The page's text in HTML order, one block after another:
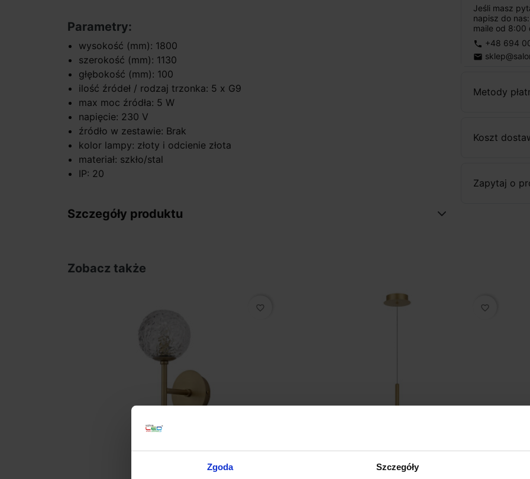
Zgoda Szczegóły
Jeśli masz
napisz do
maile od 8:00
phone +48 694
email
Metody
Koszt
Zapytaj o
Parametry:
wysokość (mm): 1800
szerokość (mm): 1130
głębokość (mm): 100
ilość źródeł / rodzaj trzonka: 5 x G9
max moc źródła: 5 W
napięcie: 230 V
źródło w zestawie: Brak
kolor lampy: złoty i odcienie złota
materiał: szkło/stal
IP: 20
Szczegóły produktu
Zobacz także
favorite_border favorite_border